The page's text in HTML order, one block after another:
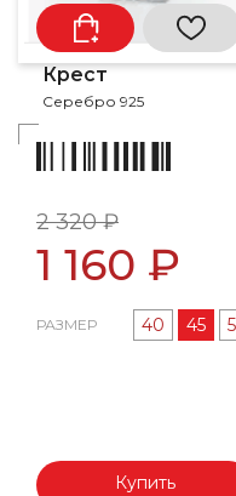
Крест
Серебро 925
2 320 ₽
1 160 ₽
РАЗМЕР 40 45
Купить